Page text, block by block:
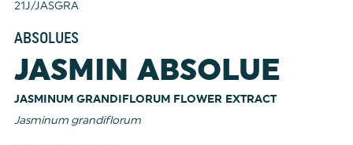
21J/JASGRA
ABSOLUES
JASMIN ABSOLUE
JASMINUM GRANDIFLORUM FLOWER EXTRACT
Jasminum grandiflorum